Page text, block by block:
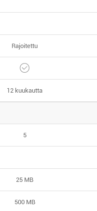
Rajoitettu
12 kuukautta
5
25 MB
500 MB